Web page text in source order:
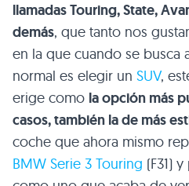
llamadas Touring, State,
demás, que tanto nos
en la que cuando se busca
normal es elegir un SUV,
erige como la opción más
casos, también la de más
coche que ahora mismo
BMW Serie 3 Touring (F31)